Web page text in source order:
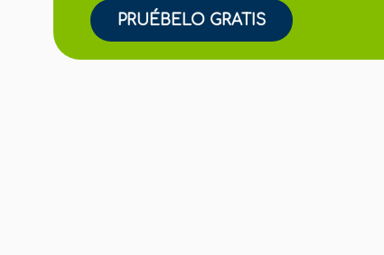
PRUÉBELO GRATIS